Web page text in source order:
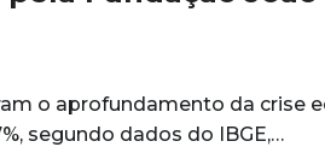
o aprofundamento da crise
segundo dados do IBGE,…